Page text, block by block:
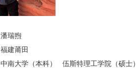
潘瑞煦
福建莆田
中南大学（本科） 伍斯特理工学院（硕士）